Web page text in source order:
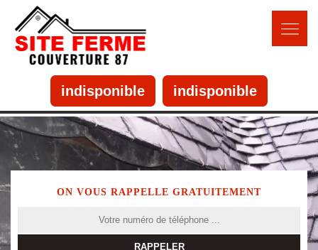
indisponible indisponible
ON VOUS RAPPELLE GRATUITEMENT